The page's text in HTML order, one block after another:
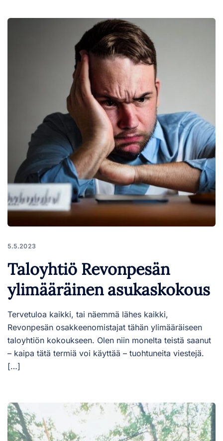
5.5.2023
Taloyhtiö Revonpesän
ylimääräinen asukaskokous
Tervetuloa kaikki, tai näemmä lähes kaikki,
Revonpesän osakkeenomistajat tähän ylimääräiseen
taloyhtiön kokoukseen. Olen niin monelta teistä saanut
– kaipa tätä termiä voi käyttää – tuohtuneita viestejä.
[…]